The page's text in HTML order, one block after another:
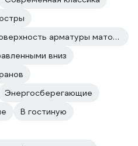
С матовыми плафонами Поверхность арматуры матовая
вниз
Энергосберегающие
В гостиную